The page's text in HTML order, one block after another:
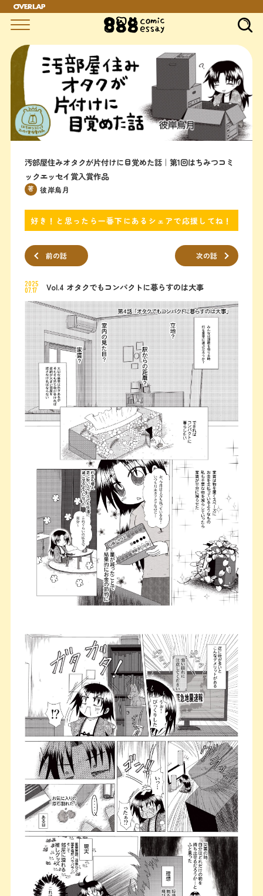
汚部屋住みオタクが片付けに目覚めた話｜第1回はちみつコミ
ックエッセイ賞入賞作品
著 彼岸烏月
好き！と思ったら一番下にあるシェアで応援してね！
前の話 次の話
2025
07.17 Vol.4 オタクでもコンパクトに暮らすのは大事